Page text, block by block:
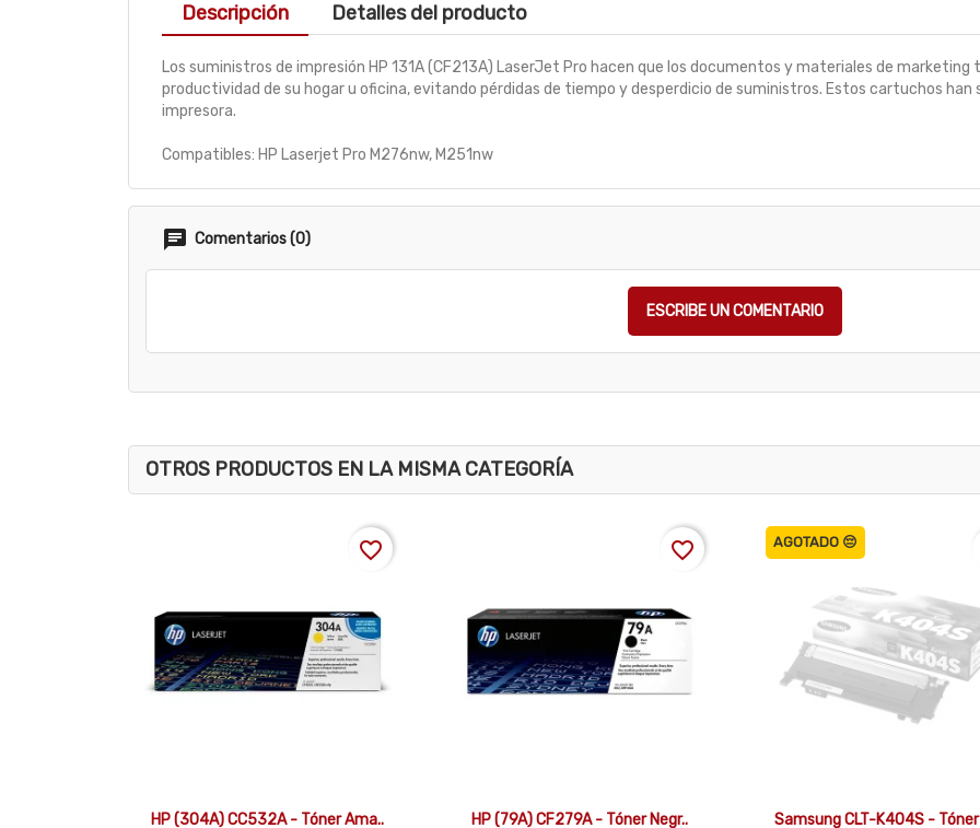
Descripción Detalles del producto
Los suministros de impresión HP 131A (CF213A) LaserJet Pro hacen que los documentos y materiales de
productividad de su hogar u oficina, evitando pérdidas de tiempo y desperdicio de suministros. Estos cartuchos han
impresora.
Compatibles: HP Laserjet Pro M276nw, M251nw
Comentarios (0)
ESCRIBE UN COMENTARIO
OTROS PRODUCTOS EN LA MISMA CATEGORÍA
Vista rápida
HP (304A) CC532A - Tóner Ama..
favorite_border
Vista rápida
HP (79A) CF279A - Tóner Negr..
favorite_border
Vista rápida
Samsung CLT-K404S - Tóner
AGOTADO 😔